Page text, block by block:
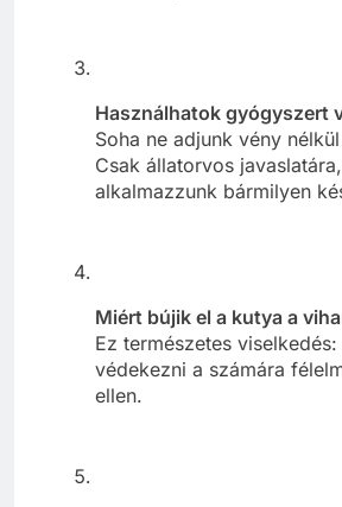
Használhatok gyógyszert
Soha ne adjunk vény
Csak állatorvos
alkalmazzunk bármilyen
Miért bújik el a kutya a
Ez természetes
védekezni a számára
ellen.